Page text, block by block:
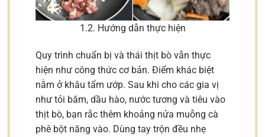
1.2. Hướng dẫn thực hiện
Quy trình chuẩn bị và thái thịt bò vẫn thực
hiện như công thức cơ bản. Điểm khác biệt
nằm ở khâu tẩm ướp. Sau khi cho các gia vị
như tỏi băm, dầu hào, nước tương và tiêu vào
thịt bò, bạn rắc thêm khoảng nửa muỗng cà
phê bột năng vào. Dùng tay trộn đều nhẹ